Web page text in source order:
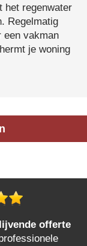
het regenwater
Regelmatig
een vakman
je woning
offerte